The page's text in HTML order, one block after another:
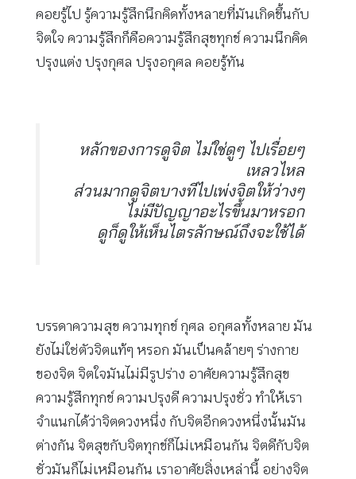
คอยรู้ไป รู้ความรู้สึกนึกคิดทั้งหลายที่มันเกิดขึ้นกับ
จิตใจ ความรู้สึกก็คือความรู้สึกสุขทุกข์ ความนึกคิด
ปรุงแต่ง ปรุงกุศล ปรุงอกุศล คอยรู้ทัน
หลักของการดูจิต ไม่ใช่ดูๆ ไปเรื่อยๆ
เหลวไหล
ส่วนมากดูจิตบางทีไปเพ่งจิตให้ว่างๆ
ไม่มีปัญญาอะไรขึ้นมาหรอก
ดูก็ดูให้เห็นไตรลักษณ์ถึงจะใช้ได้
บรรดาความสุข ความทุกข์ กุศล อกุศลทั้งหลาย มัน
ยังไม่ใช่ตัวจิตแท้ๆ หรอก มันเป็นคล้ายๆ ร่างกาย
ของจิต จิตใจมันไม่มีรูปร่าง อาศัยความรู้สึกสุข
ความรู้สึกทุกข์ ความปรุงดี ความปรุงชั่ว ทำให้เรา
จำแนกได้ว่าจิตดวงหนึ่ง กับจิตอีกดวงหนึ่งนั้นมัน
ต่างกัน จิตสุขกับจิตทุกข์ก็ไม่เหมือนกัน จิตดีกับจิต
ชั่วมันก็ไม่เหมือนกัน เราอาศัยสิ่งเหล่านี้ อย่างจิต